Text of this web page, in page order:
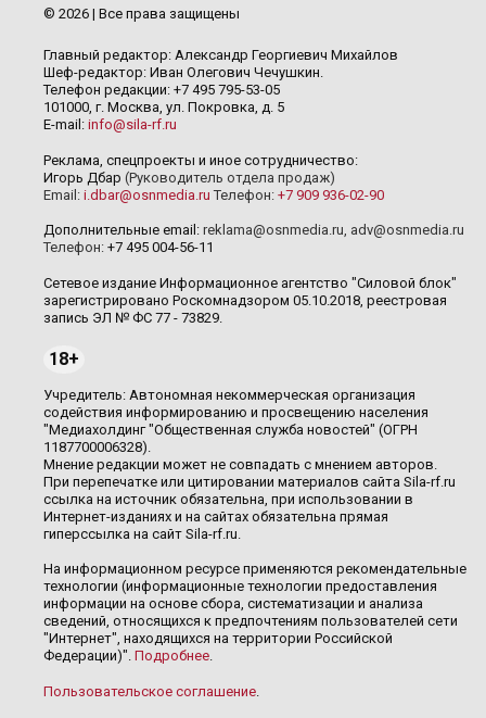
© 2026 | Все права защищены
Главный редактор: Александр Георгиевич Михайлов
Шеф-редактор: Иван Олегович Чечушкин.
Телефон редакции: +7 495 795-53-05
101000, г. Москва, ул. Покровка, д. 5
E-mail: info@sila-rf.ru
Реклама, спецпроекты и иное сотрудничество:
Игорь Дбар (Руководитель отдела продаж)
Email: i.dbar@osnmedia.ru Телефон: +7 909 936-02-90
Дополнительные email: reklama@osnmedia.ru, adv@osnmedia.ru
Телефон: +7 495 004-56-11
Сетевое издание Информационное агентство "Силовой блок"
зарегистрировано Роскомнадзором 05.10.2018, реестровая
запись ЭЛ № ФС 77 - 73829.
18+
Учредитель: Автономная некоммерческая организация
содействия информированию и просвещению населения
"Медиахолдинг "Общественная служба новостей" (ОГРН
1187700006328).
Мнение редакции может не совпадать с мнением авторов.
При перепечатке или цитировании материалов сайта Sila-rf.ru
ссылка на источник обязательна, при использовании в
Интернет-изданиях и на сайтах обязательна прямая
гиперссылка на сайт Sila-rf.ru.
На информационном ресурсе применяются рекомендательные
технологии (информационные технологии предоставления
информации на основе сбора, систематизации и анализа
сведений, относящихся к предпочтениям пользователей сети
"Интернет", находящихся на территории Российской
Федерации)". Подробнее.
Пользовательское соглашение.